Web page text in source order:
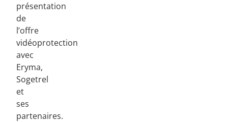
présentation
de
l’offre
vidéoprotection
avec
Eryma,
Sogetrel
et
ses
partenaires.